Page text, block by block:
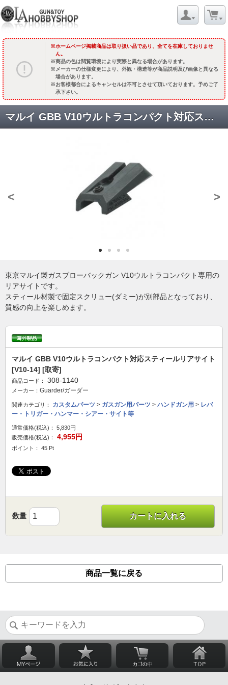
ホームページ掲載商品は取り扱い品であり、全てを在庫しておりませ
ん。
商品の色は閲覧環境により実際と異なる場合があります。
メーカーの仕様変更により、外観・構造等が商品説明及び画像と異なる
場合があります。
お客様都合によるキャンセルは不可とさせて頂いております。予めご了
承下さい。
マルイ GBB V10ウルトラコンパクト対応スティールリアサイト [V10-14] [取寄]
< >
東京マルイ製ガスブローバックガン V10ウルトラコンパクト専用の
リアサイトです。
スティール材製で固定スクリュー(ダミー)が別部品となっており、
質感の向上を楽しめます。
マルイ GBB V10ウルトラコンパクト対応スティールリアサイト
[V10-14] [取寄]
商品コード： 308-1140
メーカー： Guarder/ガーダー
関連カテゴリ： カスタムパーツ > ガスガン用パーツ > ハンドガン用 > レバ
ー・トリガー・ハンマー・シアー・サイト等
通常価格(税込)：
5,830円
販売価格(税込)：
4,955円
ポイント： 45 Pt
数量 カートに入れる
商品一覧に戻る